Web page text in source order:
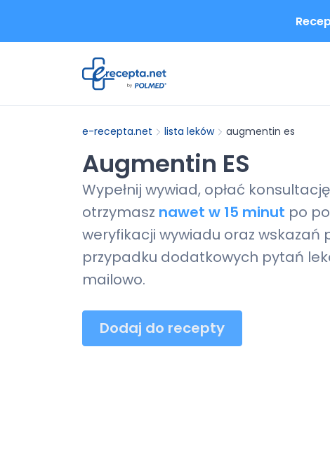
e-recepta.net lista leków augmentin es
Augmentin ES
Wypełnij wywiad, opłać
otrzymasz nawet w 15 minut po
weryfikacji wywiadu oraz wskazań
przypadku dodatkowych pytań
mailowo.
Dodaj do recepty